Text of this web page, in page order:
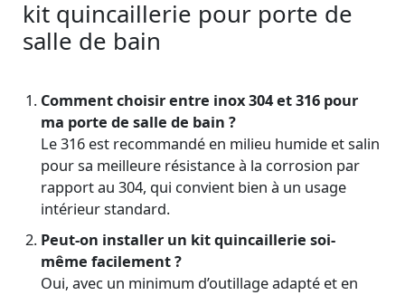
kit quincaillerie pour porte de
salle de bain
Comment choisir entre inox 304 et 316 pour
ma porte de salle de bain ?
Le 316 est recommandé en milieu humide et salin
pour sa meilleure résistance à la corrosion par
rapport au 304, qui convient bien à un usage
intérieur standard.
Peut-on installer un kit quincaillerie soi-
même facilement ?
Oui, avec un minimum d’outillage adapté et en